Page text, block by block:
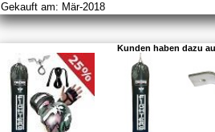
Gekauft am: Mär-2018
Kunden haben dazu